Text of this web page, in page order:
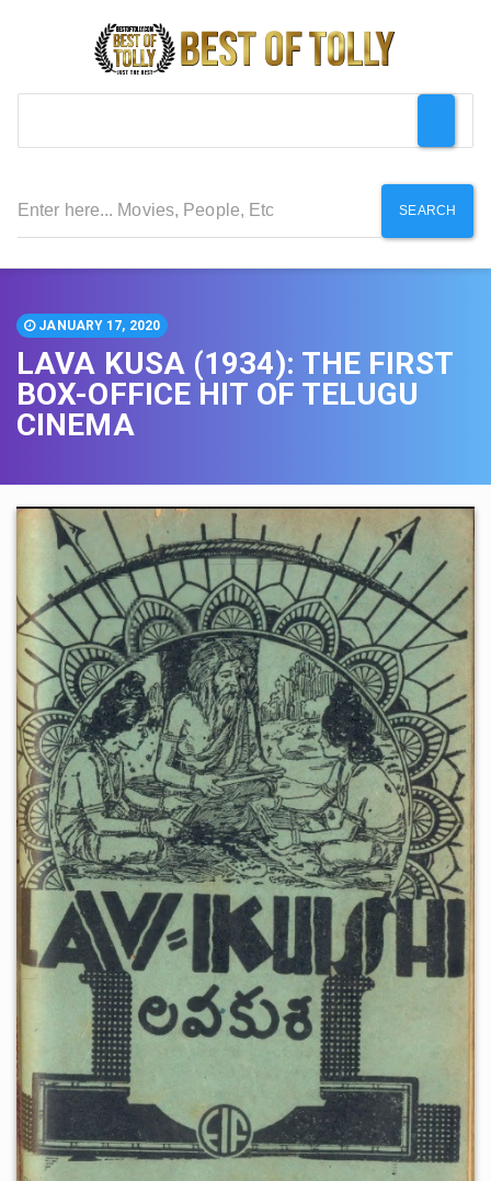
SEARCH
JANUARY 17, 2020
LAVA KUSA (1934): THE FIRST
BOX-OFFICE HIT OF TELUGU
CINEMA